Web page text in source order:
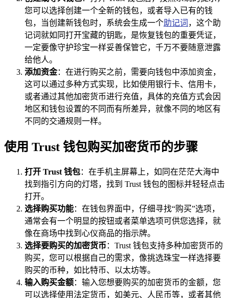
您可以选择创建一个全新的钱包，或者导入已有的钱
包，当创建新钱包时，系统会生成一个助记词 ，这个助
记词就如同打开宝藏的钥匙，是恢复钱包的重要凭证，
一定要像守护珍宝一样妥善保管它，千万不要随意泄露
给他人。
添加资金：在进行购买之前，需要向钱包中添加资金，
这可以通过多种方式实现，比如使用银行卡、信用卡，
或者通过其他加密货币进行充值，具体的充值方式会因
地区和钱包设置的不同而有所差异，就像不同的地区有
不同的交通规则一样。
使用 Trust 钱包购买加密货币的步骤
打开 Trust 钱包：在手机主屏幕上，如同在茫茫大海中
找到指引方向的灯塔，找到 Trust 钱包的图标并轻轻点击
打开。
选择购买功能：在钱包界面中，仔细寻找“购买”选项，
通常会有一个明显的按钮或者菜单选项可供您选择，就
像在商场中找到心仪商品的指示牌。
选择要购买的加密货币 ：Trust 钱包支持多种加密货币的
购买，您可以根据自己的需求，像挑选珠宝一样选择要
购买的币种，如比特币、以太坊等。
输入购买金额：输入您想要购买的加密货币的金额，您
可以选择使用法定货币，如美元、人民币等，或者其他